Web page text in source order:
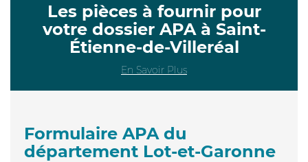
Les pièces à fournir pour
votre dossier APA à Saint-
Étienne-de-Villeréal
En Savoir Plus
Formulaire APA du
département Lot-et-Garonne